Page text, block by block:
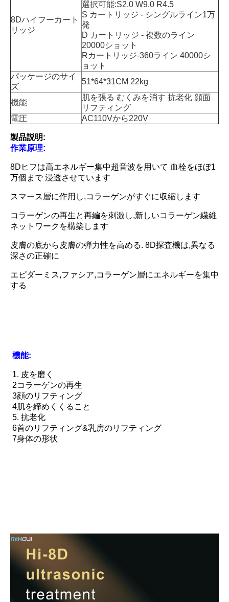
8Dハイフーカート
リッジ
選択可能:S2.0 W9.0 R4.5
S カートリッジ - シングルライン1万
発
D カートリッジ - 複数のライン
20000ショット
Rカートリッジ-360ライン 40000シ
ョット
パッケージのサイ
ズ
51*64*31CM 22kg
機能
肌を張る むくみを消す 抗老化 顔面
リフティング
電圧
AC110Vから220V
製品説明:
作業原理:
8Dヒフは高エネルギー集中超音波を用いて 血栓をほぼ1
万個まで 浸透させています
スマース層に作用し,コラーゲンがすぐに収縮します
コラーゲンの再生と再編を刺激し,新しいコラーゲン繊維
ネットワークを構築します
皮膚の底から皮膚の弾力性を高める. 8D探査機は,異なる
深さの正確に
エピダーミス,ファシア,コラーゲン層にエネルギーを集中
する
機能:
1. 皮を磨く
2コラーゲンの再生
3顔のリフティング
4肌を締めくくること
5. 抗老化
6首のリフティング&乳房のリフティング
7身体の形状